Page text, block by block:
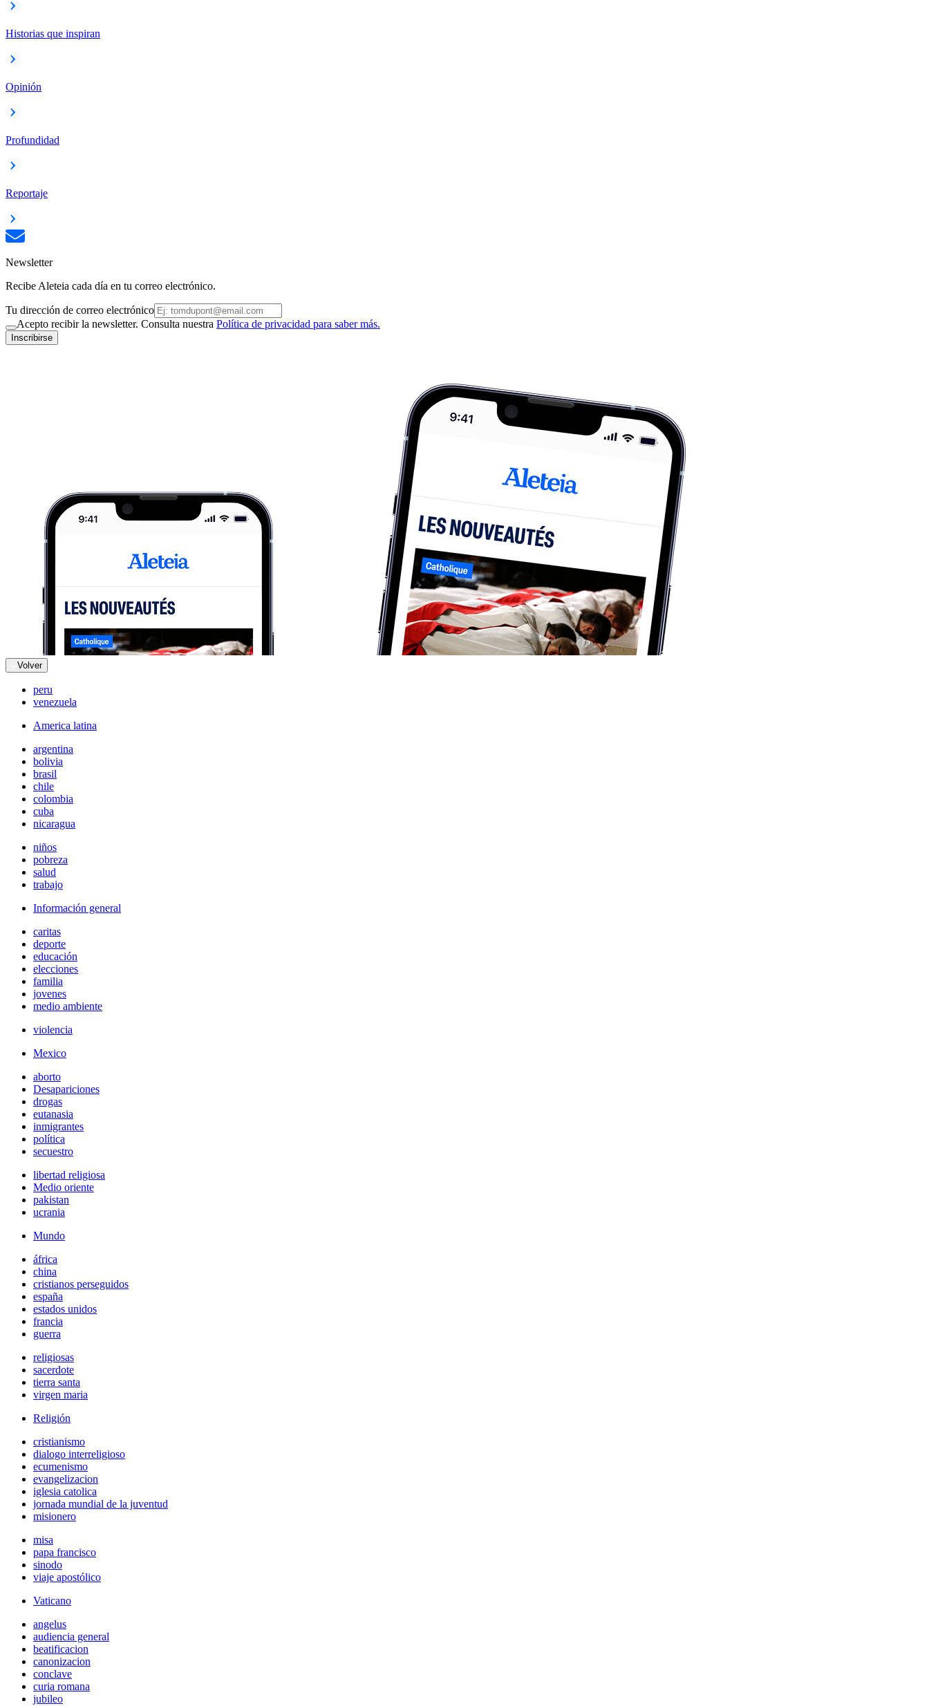
Historias que inspiran
Opinión
Profundidad
Reportaje
Newsletter
Recibe Aleteia cada día en tu correo electrónico.
Tu dirección de correo electrónico
Acepto recibir la newsletter. Consulta nuestra Política de privacidad para saber más.
Inscribirse
Volver
peru
venezuela
America latina
argentina
bolivia
brasil
chile
colombia
cuba
nicaragua
niños
pobreza
salud
trabajo
Información general
caritas
deporte
educación
elecciones
familia
jovenes
medio ambiente
violencia
Mexico
aborto
Desapariciones
drogas
eutanasia
inmigrantes
política
secuestro
libertad religiosa
Medio oriente
pakistan
ucrania
Mundo
áfrica
china
cristianos perseguidos
españa
estados unidos
francia
guerra
religiosas
sacerdote
tierra santa
virgen maria
Religión
cristianismo
dialogo interreligioso
ecumenismo
evangelizacion
iglesia catolica
jornada mundial de la juventud
misionero
misa
papa francisco
sinodo
viaje apostólico
Vaticano
angelus
audiencia general
beatificacion
canonizacion
conclave
curia romana
jubileo